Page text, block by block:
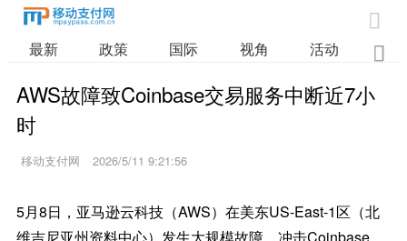

最新 政策 国际 视角 活动 业

AWS故障致Coinbase交易服务中断近7小
时
移动支付网 2026/5/11 9:21:56
5月8日，亚马逊云科技（AWS）在美东US-East-1区（北